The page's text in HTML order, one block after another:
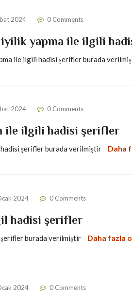
2024 0 Comments
iyilik yapma ile ilgili
ile ilgili hadisi şerifler burada
2024 0 Comments
ile ilgili hadisi şerifler
hadisi şerifler burada verilmiştir Daha
2024 0 Comments
hadisi şerifler
burada verilmiştir Daha fazla
2024 0 Comments